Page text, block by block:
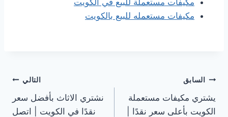
مكيفات مستعمله للبيع بالكويت
تصفّح
المقالات
السابق
يشتري مكيفات مستعملة
الكويت بأعلى سعر نقدًا |
التالي
نشتري الاثاث بأفضل سعر
نقدًا في الكويت | اتصل